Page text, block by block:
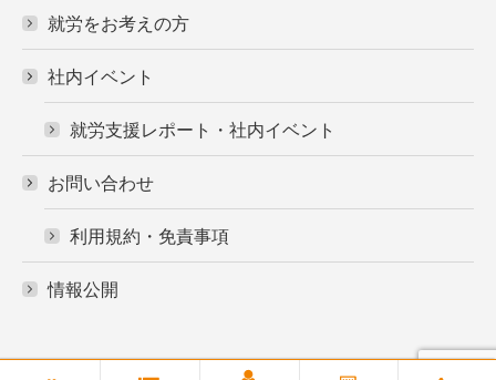
就労をお考えの方
社内イベント
就労支援レポート・社内イベント
お問い合わせ
利用規約・免責事項
情報公開